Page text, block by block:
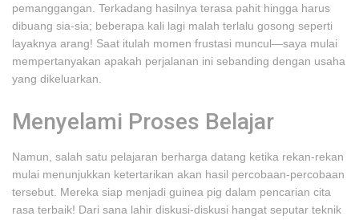
pemanggangan. Terkadang hasilnya terasa pahit hingga harus
dibuang sia-sia; beberapa kali lagi malah terlalu gosong seperti
layaknya arang! Saat itulah momen frustasi muncul—saya mulai
mempertanyakan apakah perjalanan ini sebanding dengan usaha
yang dikeluarkan.
Menyelami Proses Belajar
Namun, salah satu pelajaran berharga datang ketika rekan-rekan
mulai menunjukkan ketertarikan akan hasil percobaan-percobaan
tersebut. Mereka siap menjadi guinea pig dalam pencarian cita
rasa terbaik! Dari sana lahir diskusi-diskusi hangat seputar teknik